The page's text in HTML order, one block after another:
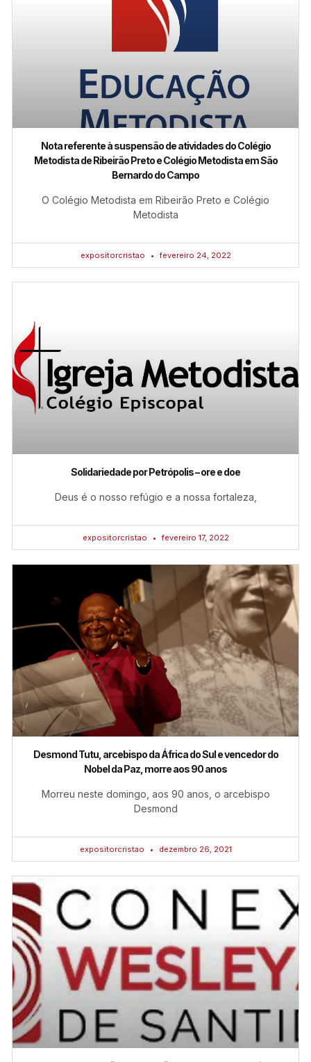
Nota referente à suspensão de atividades do Colégio
Metodista de Ribeirão Preto e Colégio Metodista em São
Bernardo do Campo
O Colégio Metodista em Ribeirão Preto e Colégio
Metodista
expositorcristao fevereiro 24, 2022
Solidariedade por Petrópolis – ore e doe
Deus é o nosso refúgio e a nossa fortaleza,
expositorcristao fevereiro 17, 2022
Desmond Tutu, arcebispo da África do Sul e vencedor do
Nobel da Paz, morre aos 90 anos
Morreu neste domingo, aos 90 anos, o arcebispo
Desmond
expositorcristao dezembro 26, 2021